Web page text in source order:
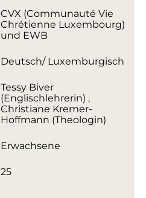
CVX (Communauté Vie
Chrétienne Luxembourg)
und EWB
Deutsch/ Luxemburgisch
Tessy Biver
(Englischlehrerin) ,
Christiane Kremer-
Hoffmann (Theologin)
Erwachsene
25